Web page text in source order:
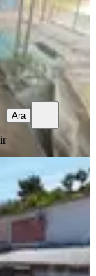
Ara
2 Katlı